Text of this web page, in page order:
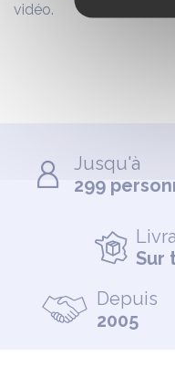
vidéo.
Jusqu'à
299
Sur
Depuis
2005